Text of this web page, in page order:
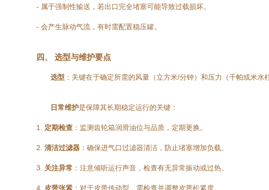
- 属于强制性输送，若出口完全堵塞可能导致过载损坏。
- 会产生脉动气流，有时需配置稳压罐。
四、 选型与维护要点
选型 ：关键在于确定所需的风量（立方米/分钟）和压力（千帕或米
日常维护是保障其长期稳定运行的关键：
1. 定期检查 ：监测齿轮箱润滑油位与品质，定期更换。
2. 清洁过滤器 ：确保进气口过滤器清洁，防止堵塞增加负载。
3. 关注异常 ：注意倾听运行声音，检查有无异常振动或过热。
4. 皮带张紧 ：对于皮带传动型，需检查并调整皮带松紧度。